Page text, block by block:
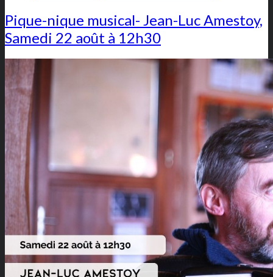
Pique-nique musical- Jean-Luc Amestoy,
Samedi 22 août à 12h30